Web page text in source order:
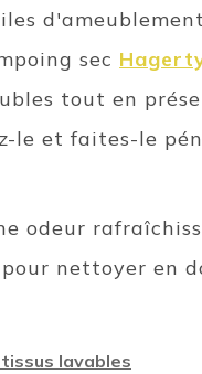
sec
tout en
le et faites-le
odeur
nettoyer en
lavables